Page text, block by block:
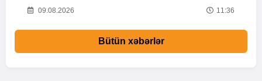
09.08.2026 11:36
Bütün xəbərlər